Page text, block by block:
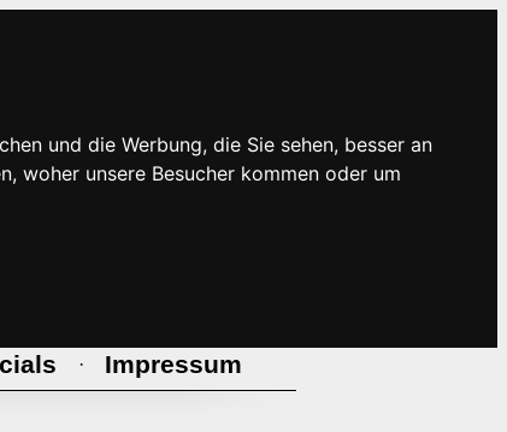
und die Werbung, die Sie sehen, besser an
woher unsere Besucher kommen oder um
· Impressum